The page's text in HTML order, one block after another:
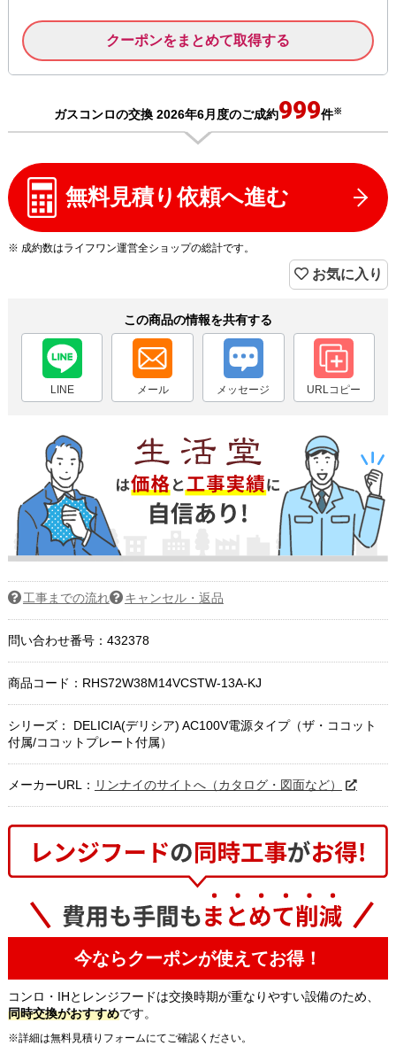
クーポンをまとめて取得する
ガスコンロの交換 2026年6月度のご成約999件※
無料見積り依頼へ進む
※ 成約数はライフワン運営全ショップの総計です。
お気に入り
この商品の情報を共有する
LINE メール メッセージ URLコピー
工事までの流れ キャンセル・返品
問い合わせ番号：432378
商品コード： RHS72W38M14VCSTW-13A-KJ
シリーズ： DELICIA(デリシア) AC100V電源タイプ（ザ・ココット
付属/ココットプレート付属）
メーカーURL： リンナイのサイトへ（カタログ・図面など）
今ならクーポンが使えてお得！
コンロ・IHとレンジフードは交換時期が重なりやすい設備のため、
同時交換がおすすめです。
※詳細は無料見積りフォームにてご確認ください。